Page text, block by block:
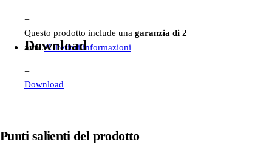
+
Questo prodotto include una garanzia di 2
anni.+Ulteriori informazioni
Download
+
Download
Punti salienti del prodotto